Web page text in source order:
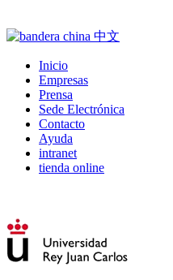
Inicio
Empresas
Prensa
Sede Electrónica
Contacto
Ayuda
intranet
tienda online